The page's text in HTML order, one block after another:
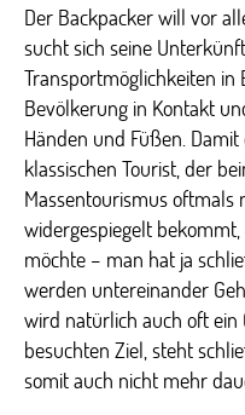
Der Backpacker will vor
sucht sich seine
Transportmöglichkeiten
Bevölkerung in Kontakt
Händen und Füßen.
klassischen Tourist, der
Massentourismus oftmals
widergespiegelt
möchte – man hat ja
werden untereinander
wird natürlich auch oft ein
besuchten Ziel, steht
somit auch nicht mehr